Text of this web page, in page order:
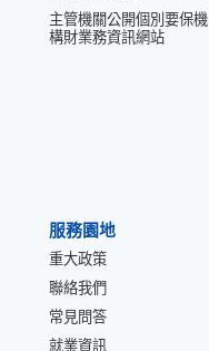
主管機關公開個別要保機
構財業務資訊網站
服務園地
重大政策
聯絡我們
常見問答
就業資訊